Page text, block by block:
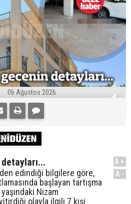
06 Ağustos 2026
edindiği bilgilere göre,
başlayan tartışma
Nizam
olayla ilgili 7 kişi
A+
A-